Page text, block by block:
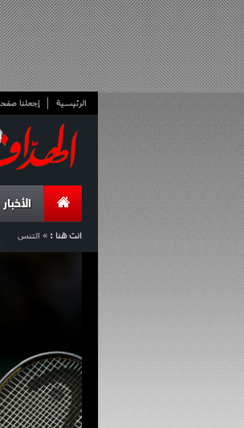
الرئيسية إجعلنا
الأخبار
انت هنا : » التنس